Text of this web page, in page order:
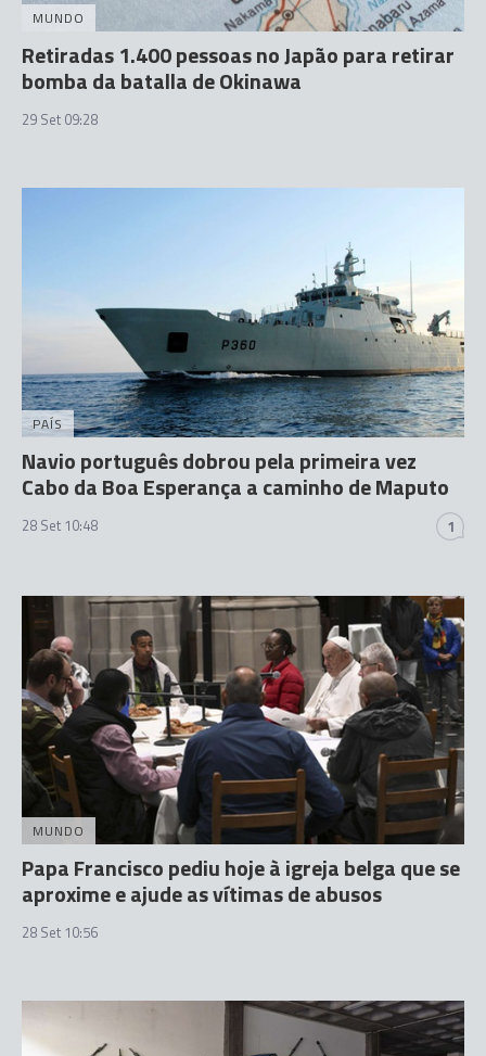
MUNDO
Retiradas 1.400 pessoas no Japão para retirar
bomba da batalla de Okinawa
29 Set 09:28
PAÍS
Navio português dobrou pela primeira vez
Cabo da Boa Esperança a caminho de Maputo
28 Set 10:48 1
MUNDO
Papa Francisco pediu hoje à igreja belga que se
aproxime e ajude as vítimas de abusos
28 Set 10:56